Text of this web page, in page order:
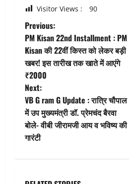
Visitor Views : 90
P
o
s
t
n
a
i
Previous:
PM Kisan 22nd Installment : PM
Kisan की 22वीं किस्त को लेकर बड़ी
खबर! इस तारीख तक खाते में आएंगे
₹2000
Next:
VB G ram G Update : रात्रि चौपाल
में उप मुख्यमंत्री डॉ. प्रेमचंद बैरवा
बोले- वीबी जीरामजी आय व भविष्य की
गारंटी